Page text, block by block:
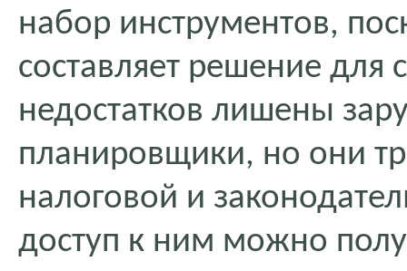
набор инструментов,
составляет решение для
недостатков лишены
планировщики, но они
налоговой и
доступ к ним можно